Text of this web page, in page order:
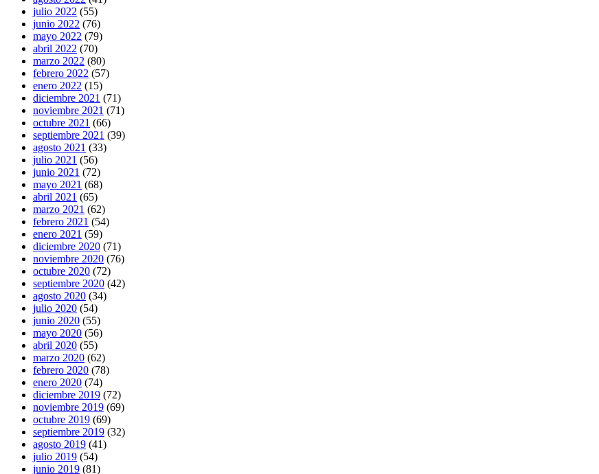
julio 2022 (55)
junio 2022 (76)
mayo 2022 (79)
abril 2022 (70)
marzo 2022 (80)
febrero 2022 (57)
enero 2022 (15)
diciembre 2021 (71)
noviembre 2021 (71)
octubre 2021 (66)
septiembre 2021 (39)
agosto 2021 (33)
julio 2021 (56)
junio 2021 (72)
mayo 2021 (68)
abril 2021 (65)
marzo 2021 (62)
febrero 2021 (54)
enero 2021 (59)
diciembre 2020 (71)
noviembre 2020 (76)
octubre 2020 (72)
septiembre 2020 (42)
agosto 2020 (34)
julio 2020 (54)
junio 2020 (55)
mayo 2020 (56)
abril 2020 (55)
marzo 2020 (62)
febrero 2020 (78)
enero 2020 (74)
diciembre 2019 (72)
noviembre 2019 (69)
octubre 2019 (69)
septiembre 2019 (32)
agosto 2019 (41)
julio 2019 (54)
junio 2019 (81)